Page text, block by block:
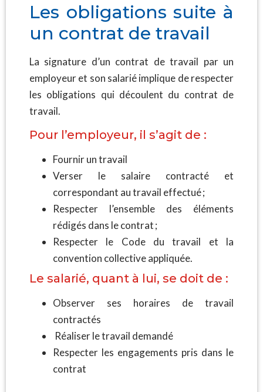
Les obligations suite à
un contrat de travail
La signature d’un contrat de travail par un
employeur et son salarié implique de respecter
les obligations qui découlent du contrat de
travail.
Pour l’employeur, il s’agit de :
Fournir un travail
Verser le salaire contracté et
correspondant au travail effectué ;
Respecter l’ensemble des éléments
rédigés dans le contrat ;
Respecter le Code du travail et la
convention collective appliquée.
Le salarié, quant à lui, se doit de :
Observer ses horaires de travail
contractés
Réaliser le travail demandé
Respecter les engagements pris dans le
contrat